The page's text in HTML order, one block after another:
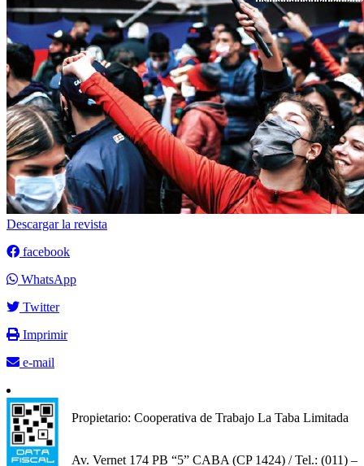
Descargar la revista
facebook
WhatsApp
Twitter
Imprimir
e-mail
Propietario: Cooperativa de Trabajo La Taba Limitada
Av. Vernet 174 PB “5” CABA (CP 1424) / Tel.: (011) –